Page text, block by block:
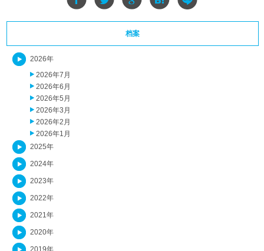
档案
2026年
2026年7月
2026年6月
2026年5月
2026年3月
2026年2月
2026年1月
2025年
2024年
2023年
2022年
2021年
2020年
2019年